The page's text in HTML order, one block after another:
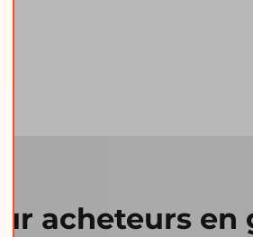
acheteurs en